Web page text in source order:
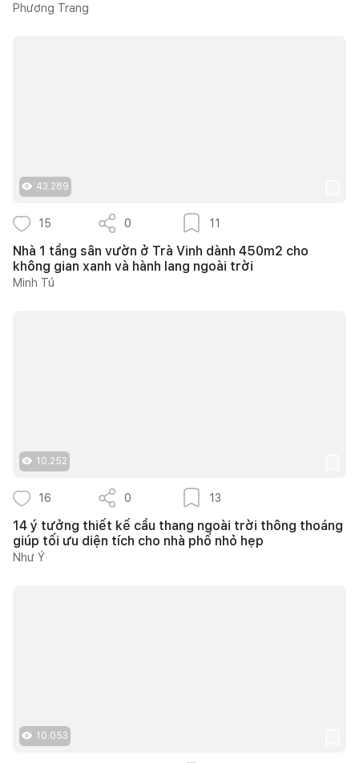
Phương Trang
43.289
15 0 11
Nhà 1 tầng sân vườn ở Trà Vinh dành 450m2 cho
không gian xanh và hành lang ngoài trời
Minh Tú
10.252
16 0 13
14 ý tưởng thiết kế cầu thang ngoài trời thông thoáng
giúp tối ưu diện tích cho nhà phố nhỏ hẹp
Như Ý
10.053